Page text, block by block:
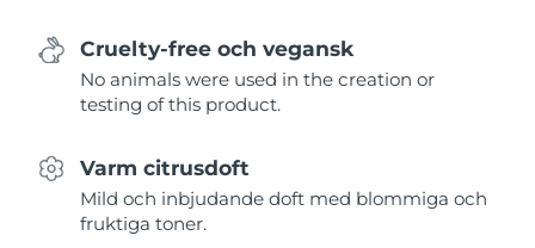
Cruelty-free och vegansk
No animals were used in the creation or
testing of this product.
Varm citrusdoft
Mild och inbjudande doft med blommiga och
fruktiga toner.
Slovakien Förväntad leverans
Slovenien
Sydafrika
Sydkorea